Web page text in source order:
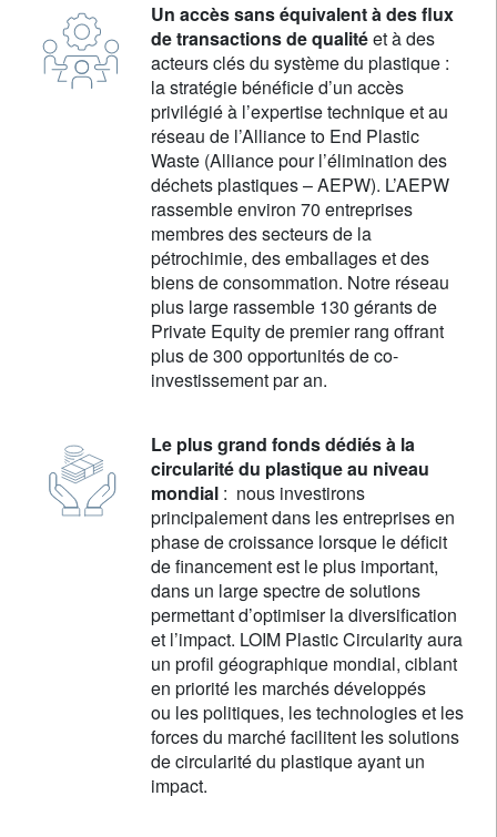
Un accès sans équivalent à des flux
de transactions de qualitéet à des
acteurs clés du système du plastique :
la stratégie bénéficie d’un accès
privilégié à l’expertise technique et au
réseau de l’Alliance to End Plastic
Waste (Alliance pour l’élimination des
déchets plastiques – AEPW). L’AEPW
rassemble environ 70 entreprises
membres des secteurs de la
pétrochimie, des emballages et des
biens de consommation. Notre réseau
plus large rassemble 130 gérants de
Private Equity de premier rang offrant
plus de 300 opportunités de co-
investissement par an.
Le plus grand fonds dédiés à la
circularité du plastique au niveau
mondial : nous investirons
principalement dans les entreprises en
phase de croissance lorsque le déficit
de financement est le plus important,
dans un large spectre de solutions
permettant d’optimiser la diversification
et l’impact. LOIM Plastic Circularity aura
un profil géographique mondial, ciblant
en priorité les marchés développés
ou les politiques, les technologies et les
forces du marché facilitent les solutions
de circularité du plastique ayant un
impact.